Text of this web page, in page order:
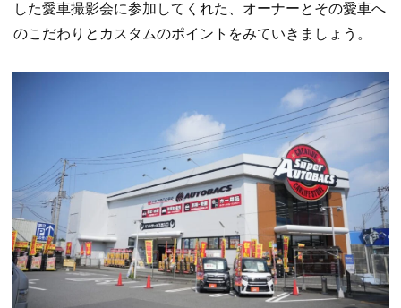
した愛車撮影会に参加してくれた、オーナーとその愛車へ
のこだわりとカスタムのポイントをみていきましょう。